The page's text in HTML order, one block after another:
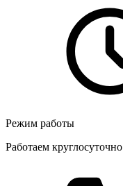
Режим работы
Работаем круглосуточно